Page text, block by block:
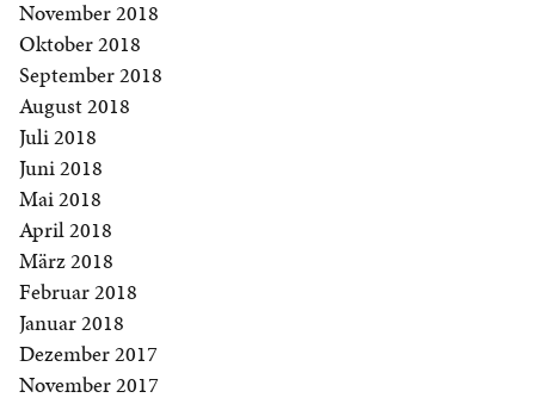
November 2018
Oktober 2018
September 2018
August 2018
Juli 2018
Juni 2018
Mai 2018
April 2018
März 2018
Februar 2018
Januar 2018
Dezember 2017
November 2017